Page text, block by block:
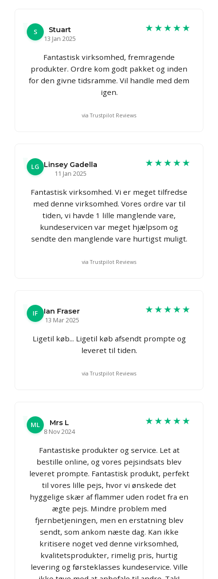
S
Stuart
13 Jan 2025
★★★★★
Fantastisk virksomhed, fremragende
produkter. Ordre kom godt pakket og inden
for den givne tidsramme. Vil handle med dem
igen.
via Trustpilot Reviews
LG
Linsey Gadella
11 Jan 2025
★★★★★
Fantastisk virksomhed. Vi er meget tilfredse
med denne virksomhed. Vores ordre var til
tiden, vi havde 1 lille manglende vare,
kundeservicen var meget hjælpsom og
sendte den manglende vare hurtigst muligt.
via Trustpilot Reviews
IF
Ian Fraser
13 Mar 2025
★★★★★
Ligetil køb... Ligetil køb afsendt prompte og
leveret til tiden.
via Trustpilot Reviews
ML
Mrs L
8 Nov 2024
★★★★★
Fantastiske produkter og service. Let at
bestille online, og vores pejsindsats blev
leveret prompte. Fantastisk produkt, perfekt
til vores lille pejs, hvor vi ønskede det
hyggelige skær af flammer uden rodet fra en
ægte pejs. Mindre problem med
fjernbetjeningen, men en erstatning blev
sendt, som ankom næste dag. Kan ikke
kritisere noget ved denne virksomhed,
kvalitetsprodukter, rimelig pris, hurtig
levering og førsteklasses kundeservice. Ville